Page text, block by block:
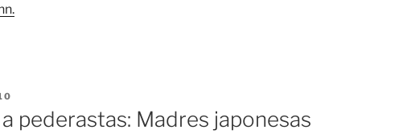
pederastas: Madres japonesas